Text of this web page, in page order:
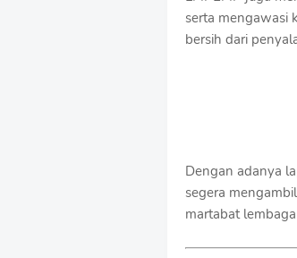
serta mengawasi
bersih dari
Dengan adanya
segera
martabat